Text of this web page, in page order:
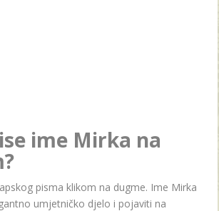
ime Mirka na
pisma klikom na dugme. Ime Mirka
umjetničko djelo i pojaviti na